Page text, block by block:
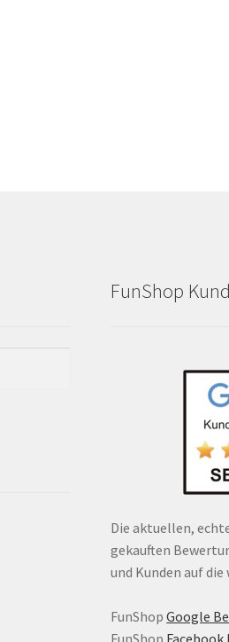
FunShop
Die aktuellen,
gekauften
und Kunden auf
FunShop Google
FunShop Facebook